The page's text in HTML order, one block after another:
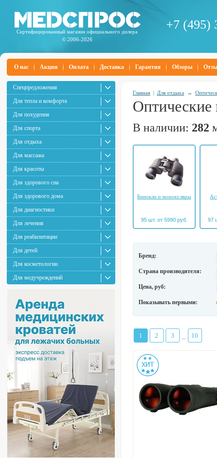
Сертифицированный магазин официального дилера
© 2006-2026
+7 (495)
О нас Акции Оплата Доставка Гарантия Обзоры
Спецпредложения
Для тепла и комфорта
Для похудения
Для спорта
Для отдыха
Для массажа
Для красоты
Для здорового сна
Для здорового дома
Для диагностики
Для лечения
Для реабилитации
Для детей
Для косметологии
Для медучреждений
Главная | Для отдыха →
В наличии: 282
Бинокли и монокуляры
95 шт. от 5990 руб. 97
Бренд:
Страна производителя:
Цена, руб:
Показывать первыми:
1 2 3 10